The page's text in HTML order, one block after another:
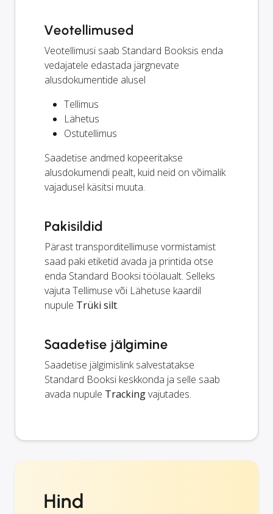
Veotellimused
Veotellimusi saab Standard Booksis enda
vedajatele edastada järgnevate
alusdokumentide alusel
Tellimus
Lähetus
Ostutellimus
Saadetise andmed kopeeritakse
alusdokumendi pealt, kuid neid on võimalik
vajadusel käsitsi muuta.
Pakisildid
Pärast transporditellimuse vormistamist
saad paki etiketid avada ja printida otse
enda Standard Booksi töölaualt. Selleks
vajuta Tellimuse või Lähetuse kaardil
nupule Trüki silt.
Saadetise jälgimine
Saadetise jälgimislink salvestatakse
Standard Booksi keskkonda ja selle saab
avada nupule Trackingvajutades.
Hind